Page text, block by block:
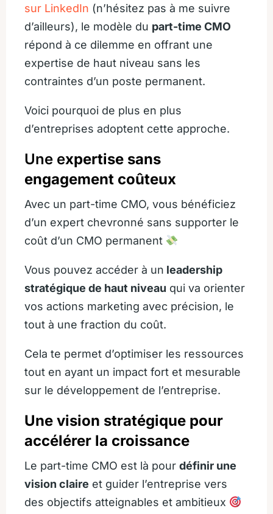
sur LinkedIn (n’hésitez pas à me suivre
d’ailleurs), le modèle du part-time CMO
répond à ce dilemme en offrant une
expertise de haut niveau sans les
contraintes d’un poste permanent.
Voici pourquoi de plus en plus
d’entreprises adoptent cette approche.
Une expertise sans
engagement coûteux
Avec un part-time CMO, vous bénéficiez
d’un expert chevronné sans supporter le
coût d’un CMO permanent
Vous pouvez accéder à un leadership
stratégique de haut niveau qui va orienter
vos actions marketing avec précision, le
tout à une fraction du coût.
Cela te permet d’optimiser les ressources
tout en ayant un impact fort et mesurable
sur le développement de l’entreprise.
Une vision stratégique pour
accélérer la croissance
Le part-time CMO est là pour définir une
vision claire et guider l’entreprise vers
des objectifs atteignables et ambitieux